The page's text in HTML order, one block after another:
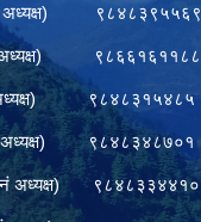
नं अध्यक्ष) ९८४८३९५५६९
९८६६१६११८८
अध्यक्ष) ९८४८३१५४८५
नं अध्यक्ष) ९८४८३४८७०१
नं अध्यक्ष) ९८४८३३४४१०